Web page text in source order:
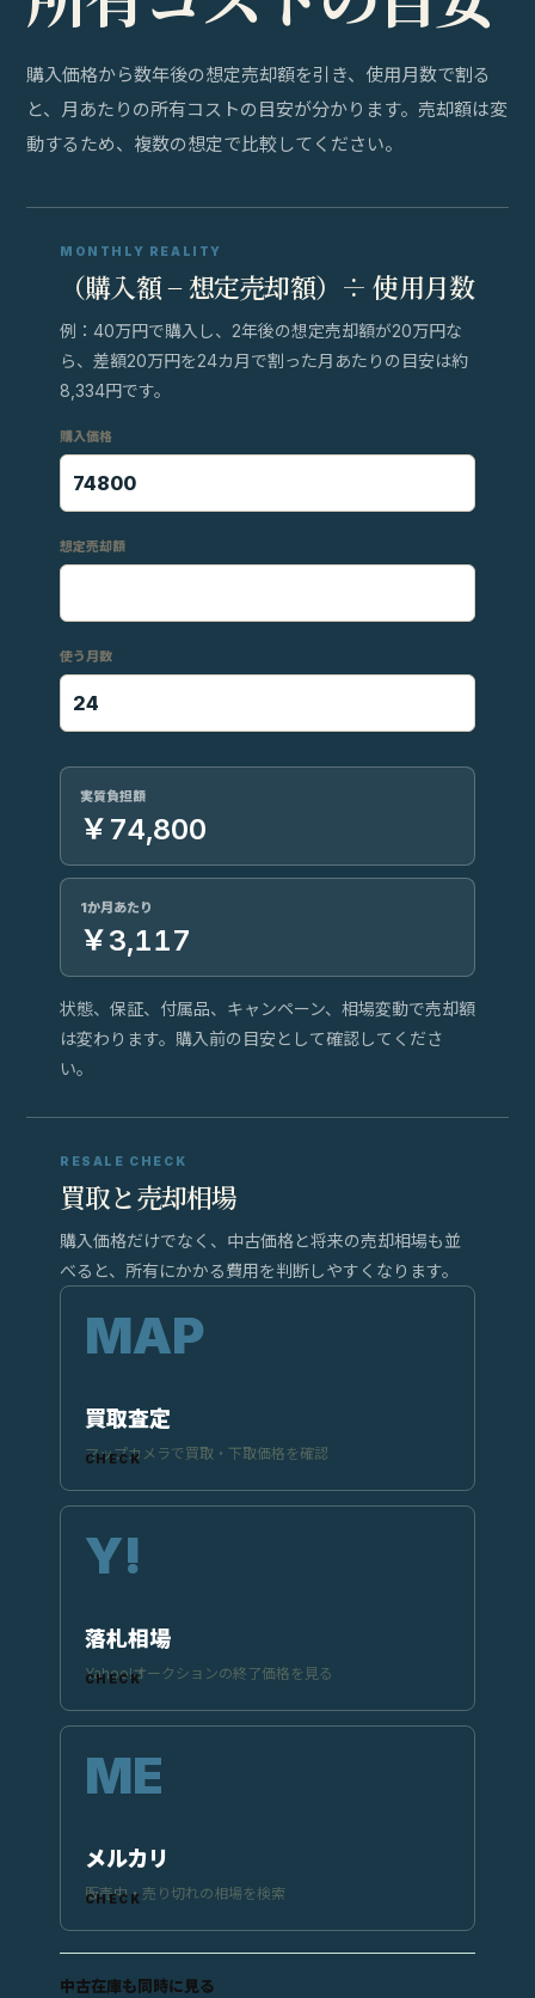
購入価格から数年後の想定売却額を引き、使用月数で割る
と、月あたりの所有コストの目安が分かります。売却額は変
動するため、複数の想定で比較してください。
MONTHLY REALITY
（購入額 − 想定売却額）÷ 使用月数
例：40万円で購入し、2年後の想定売却額が20万円な
ら、差額20万円を24カ月で割った月あたりの目安は約
8,334円です。
購入価格
想定売却額
使う月数
実質負担額
￥74,800
1か月あたり
￥3,117
状態、保証、付属品、キャンペーン、相場変動で売却額
は変わります。購入前の目安として確認してくださ
い。
RESALE CHECK
買取と売却相場
購入価格だけでなく、中古価格と将来の売却相場も並
べると、所有にかかる費用を判断しやすくなります。
買取査定
マップカメラで買取・下取価格を確認
落札相場
Yahoo!オークションの終了価格を見る
メルカリ
販売中・売り切れの相場を検索
中古在庫も同時に見る